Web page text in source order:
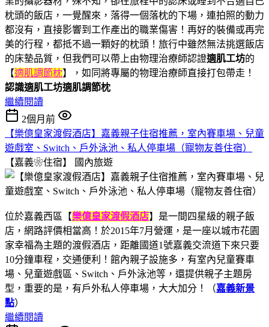
枕頭的飯店，一覺醒來，落得一個落枕的下場，連拍照的動力
都沒有，直接影響到工作產出的職業傷害！再好的裝備或再完
美的行程，都抵不過一顆好的枕頭！旅行中雖然無法挑選飯店
的床墊品質，但我們可以帶上由物理治療師認證適肌工坊的
【適肌調節枕】，如同將專屬的物理治療師直接打包帶走！
認識適肌工坊適肌調節枕
繼續閱讀
2個月前
【樂億皇家渡假酒店】嘉義親子住宿推薦，室內賽車場、兒童
遊戲室、Switch、戶外泳池、私人停車場（寵物友善住宿）
【嘉義❀住宿】
國內旅遊
位於嘉義西區【樂億皇家渡假酒店】是一間四星級的親子飯
店，網路評價相當高！於2015年7月營運，是一座以城市花園
家幸福為主題的渡假酒店，距離國道1號嘉義交流道下來只要
10分鐘車程，交通便利！館內親子設施多，有室內兒童賽車
場、兒童遊戲區、Switch、戶外泳池等，還提供親子主題房
型，重要的是，有戶外私人停車場，大大加分！（嘉義新景
點）
繼續閱讀